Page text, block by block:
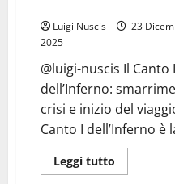
Luigi Nuscis
23
2025
@luigi-nuscis Il Canto I
dell’Inferno:
crisi e inizio del
Canto I dell’Inferno è
Leggi tutto
di